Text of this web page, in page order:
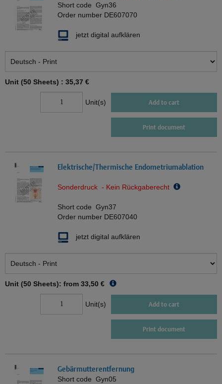
Short code Gyn36
Order number DE607070
jetzt digital aufklären
Unit (50 Sheets) : 35,37 €
Unit(s) Add to cart
Print document
Elektrische/Thermische Endometriumablation
Sonderdruck - Kein Rückgaberecht
Short code Gyn37
Order number DE607040
jetzt digital aufklären
Unit (50 Sheets): from 33,50 €
Unit(s) Add to cart
Print document
Gebärmutterentfernung
Short code Gyn05